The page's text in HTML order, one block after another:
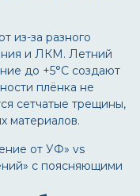
из-за разного
и ЛКМ. Летний
до +5°C создают
плёнка не
сетчатые трещины,
материалов.
от УФ» vs
с поясняющими